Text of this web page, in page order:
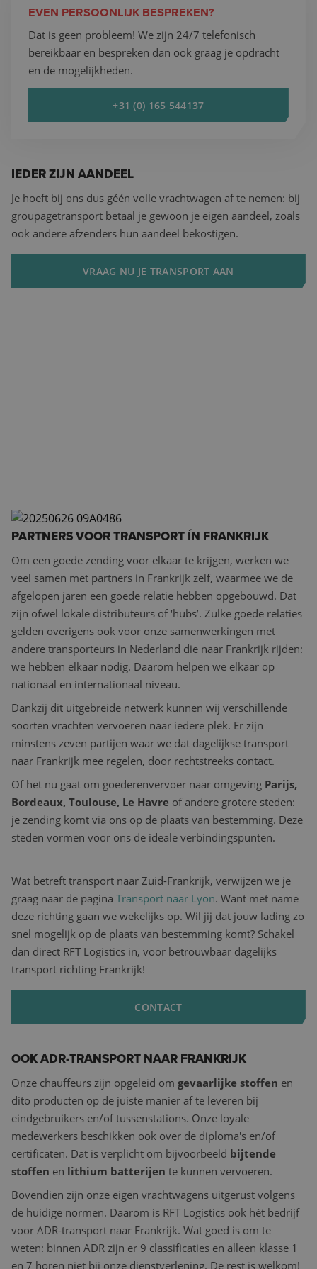
EVEN PERSOONLIJK BESPREKEN?
Dat is geen probleem! We zijn 24/7 telefonisch
bereikbaar en bespreken dan ook graag je opdracht
en de mogelijkheden.
+31 (0) 165 544137
IEDER ZIJN AANDEEL
Je hoeft bij ons dus géén volle vrachtwagen af te nemen: bij
groupagetransport betaal je gewoon je eigen aandeel, zoals
ook andere afzenders hun aandeel bekostigen.
VRAAG NU JE TRANSPORT AAN
PARTNERS VOOR TRANSPORT ÍN FRANKRIJK
Om een goede zending voor elkaar te krijgen, werken we
veel samen met partners in Frankrijk zelf, waarmee we de
afgelopen jaren een goede relatie hebben opgebouwd. Dat
zijn ofwel lokale distributeurs of ‘hubs’. Zulke goede relaties
gelden overigens ook voor onze samenwerkingen met
andere transporteurs in Nederland die naar Frankrijk rijden:
we hebben elkaar nodig. Daarom helpen we elkaar op
nationaal en internationaal niveau.
Dankzij dit uitgebreide netwerk kunnen wij verschillende
soorten vrachten vervoeren naar iedere plek. Er zijn
minstens zeven partijen waar we dat dagelijkse transport
naar Frankrijk mee regelen, door rechtstreeks contact.
Of het nu gaat om goederenvervoer naar omgeving Parijs,
Bordeaux, Toulouse, Le Havre of andere grotere steden:
je zending komt via ons op de plaats van bestemming. Deze
steden vormen voor ons de ideale verbindingspunten.
Wat betreft transport naar Zuid-Frankrijk, verwijzen we je
graag naar de pagina Transport naar Lyon. Want met name
deze richting gaan we wekelijks op. Wil jij dat jouw lading zo
snel mogelijk op de plaats van bestemming komt? Schakel
dan direct RFT Logistics in, voor betrouwbaar dagelijks
transport richting Frankrijk!
CONTACT
OOK ADR-TRANSPORT NAAR FRANKRIJK
Onze chauffeurs zijn opgeleid om gevaarlijke stoffen en
dito producten op de juiste manier af te leveren bij
eindgebruikers en/of tussenstations. Onze loyale
medewerkers beschikken ook over de diploma's en/of
certificaten. Dat is verplicht om bijvoorbeeld bijtende
stoffen en lithium batterijen te kunnen vervoeren.
Bovendien zijn onze eigen vrachtwagens uitgerust volgens
de huidige normen. Daarom is RFT Logistics ook hét bedrijf
voor ADR-transport naar Frankrijk. Wat goed is om te
weten: binnen ADR zijn er 9 classificaties en alleen klasse 1
en 7 horen niet bij onze dienstverlening. De rest is welkom!